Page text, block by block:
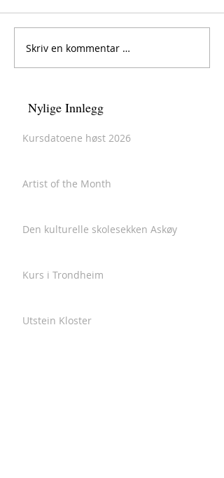
Skriv en kommentar …
Nylige Innlegg
Kursdatoene høst 2026
Artist of the Month
Den kulturelle skolesekken Askøy
Kurs i Trondheim
Utstein Kloster